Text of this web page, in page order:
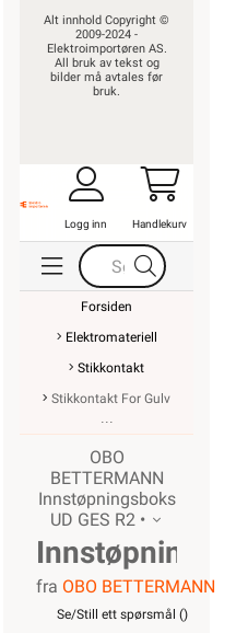
Alt innhold Copyright ©
2009-2024 -
Elektroimportøren AS.
All bruk av tekst og
bilder må avtales før
bruk.
Logg inn Handlekurv
Forsiden
Elektromateriell
Stikkontakt
Stikkontakt For Gulv
OBO
BETTERMANN
Innstøpningsboks
UD GES R2 •
UD GES
fra OBO BETTERMANN
Se/Still ett spørsmål ()